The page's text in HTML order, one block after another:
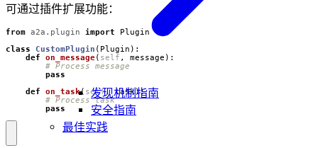
发现机制指南
安全指南
最佳实践
可通过插件扩展功能：
from a2a.plugin import
Plugin
class
CustomPlugin ( Plugin ):
def
on_message( self , message ):
# Process message
pass
def
on_task( self, task ):
# Process task
pass